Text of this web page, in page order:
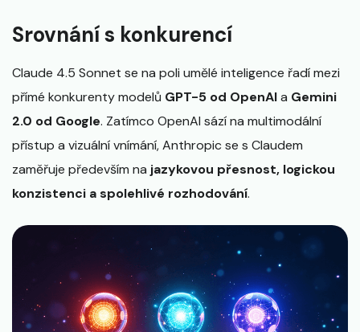
Srovnání s konkurencí
Claude 4.5 Sonnet se na poli umělé inteligence řadí mezi
přímé konkurenty modelů GPT-5 od OpenAIa Gemini
2.0 od Google. Zatímco OpenAI sází na multimodální
přístup a vizuální vnímání, Anthropic se s Claudem
zaměřuje především na jazykovou přesnost, logickou
konzistenci a spolehlivé rozhodování.